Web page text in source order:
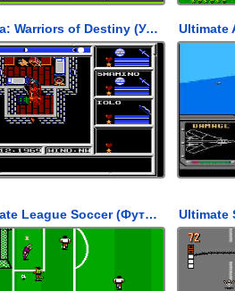
Ultima: Warriors of Destiny (УЛЬТИМА - ВОИНЫ СУДЬБЫ)
Ultimate League Soccer (Футбольная Лига)